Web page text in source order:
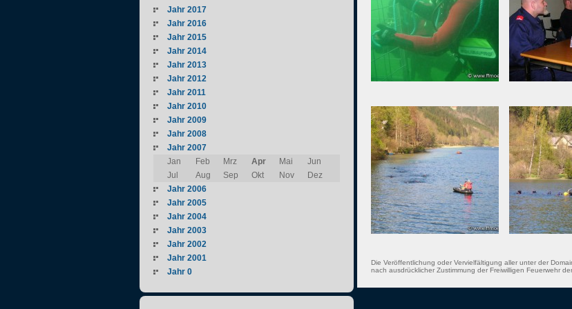
Die Veröffentlichung oder Vervielfältigung aller unter der
nach ausdrücklicher Zustimmung der Freiwilligen Feuerwehr
Jahr 2017
Jahr 2016
Jahr 2015
Jahr 2014
Jahr 2013
Jahr 2012
Jahr 2011
Jahr 2010
Jahr 2009
Jahr 2008
Jahr 2007
Jan
Feb Mrz Apr Mai
Jun
Jul
Aug Sep Okt Nov
Dez
Jahr 2006
Jahr 2005
Jahr 2004
Jahr 2003
Jahr 2002
Jahr 2001
Jahr 0